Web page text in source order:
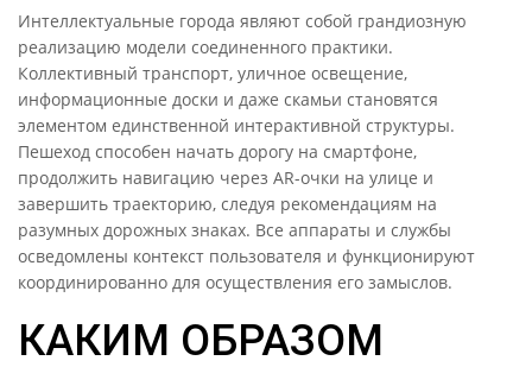
Интеллектуальные города являют собой грандиозную
реализацию модели соединенного практики.
Коллективный транспорт, уличное освещение,
информационные доски и даже скамьи становятся
элементом единственной интерактивной структуры.
Пешеход способен начать дорогу на смартфоне,
продолжить навигацию через AR-очки на улице и
завершить траекторию, следуя рекомендациям на
разумных дорожных знаках. Все аппараты и службы
осведомлены контекст пользователя и функционируют
координированно для осуществления его замыслов.
КАКИМ ОБРАЗОМ